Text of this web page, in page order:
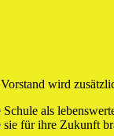
wird
als
für ihre Zukunft